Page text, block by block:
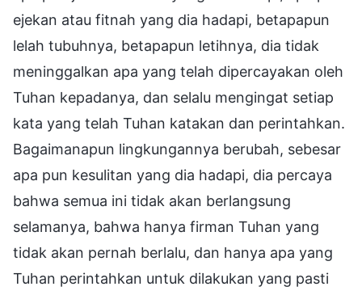
ejekan atau fitnah yang dia hadapi, betapapun
lelah tubuhnya, betapapun letihnya, dia tidak
meninggalkan apa yang telah dipercayakan oleh
Tuhan kepadanya, dan selalu mengingat setiap
kata yang telah Tuhan katakan dan perintahkan.
Bagaimanapun lingkungannya berubah, sebesar
apa pun kesulitan yang dia hadapi, dia percaya
bahwa semua ini tidak akan berlangsung
selamanya, bahwa hanya firman Tuhan yang
tidak akan pernah berlalu, dan hanya apa yang
Tuhan perintahkan untuk dilakukan yang pasti